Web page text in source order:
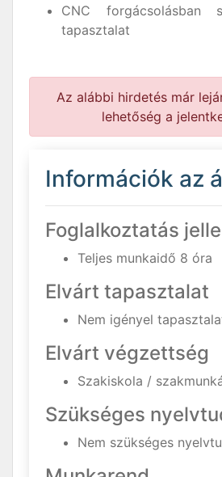
CNC forgácsolásban
tapasztalat
Az alábbi hirdetés már
lehetőség a
Információk az
Foglalkoztatás
Teljes munkaidő 8 óra
Elvárt tapasztalat
Nem igényel
Elvárt végzettség
Szakiskola /
Szükséges
Nem szükséges